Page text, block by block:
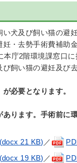
犬及び飼い猫の避
・去勢手術費補助
本庁2階環境課窓口に
び飼い猫の避妊及び
必要となります。
ります。手術前に
21 KB) ／
19 KB) ／